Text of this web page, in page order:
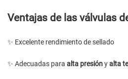
Ventajas de las válvulas
✨ Excelente rendimiento de sellado
✨ Adecuadas para alta presiónyalta